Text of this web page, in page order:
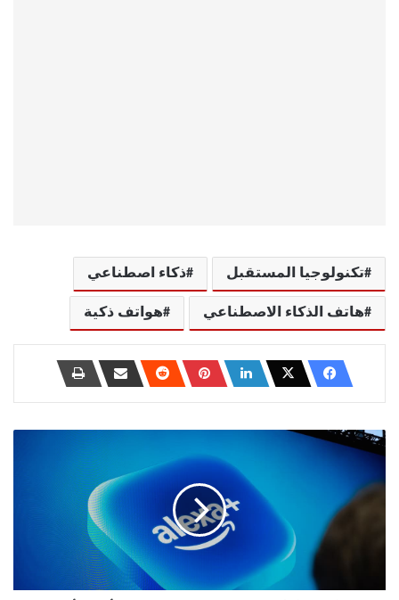
تكنولوجيا المستقبل ذكاء اصطناعي
هاتف الذكاء الاصطناعي هواتف ذكية
9
مشاكل
في
أجهزة